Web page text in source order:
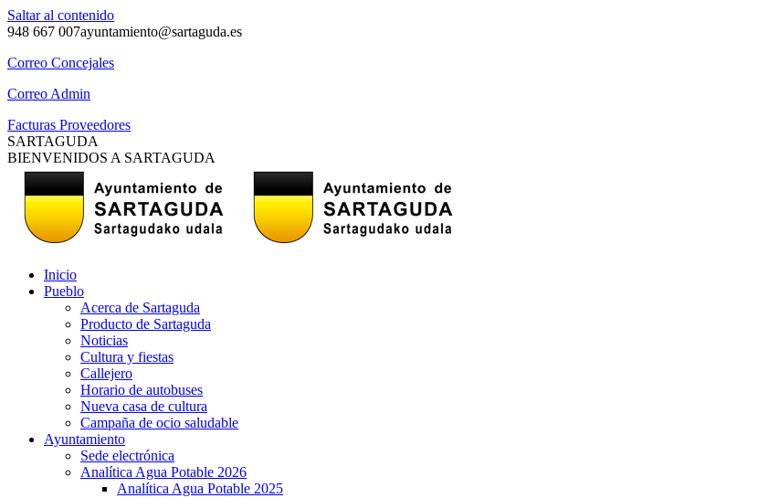
Saltar al contenido
948 667 007ayuntamiento@sartaguda.es
Correo Concejales
Correo Admin
Facturas Proveedores
SARTAGUDA
BIENVENIDOS A SARTAGUDA
Inicio
Pueblo
Acerca de Sartaguda
Producto de Sartaguda
Noticias
Cultura y fiestas
Callejero
Horario de autobuses
Nueva casa de cultura
Campaña de ocio saludable
Ayuntamiento
Sede electrónica
Analítica Agua Potable 2026
Analítica Agua Potable 2025